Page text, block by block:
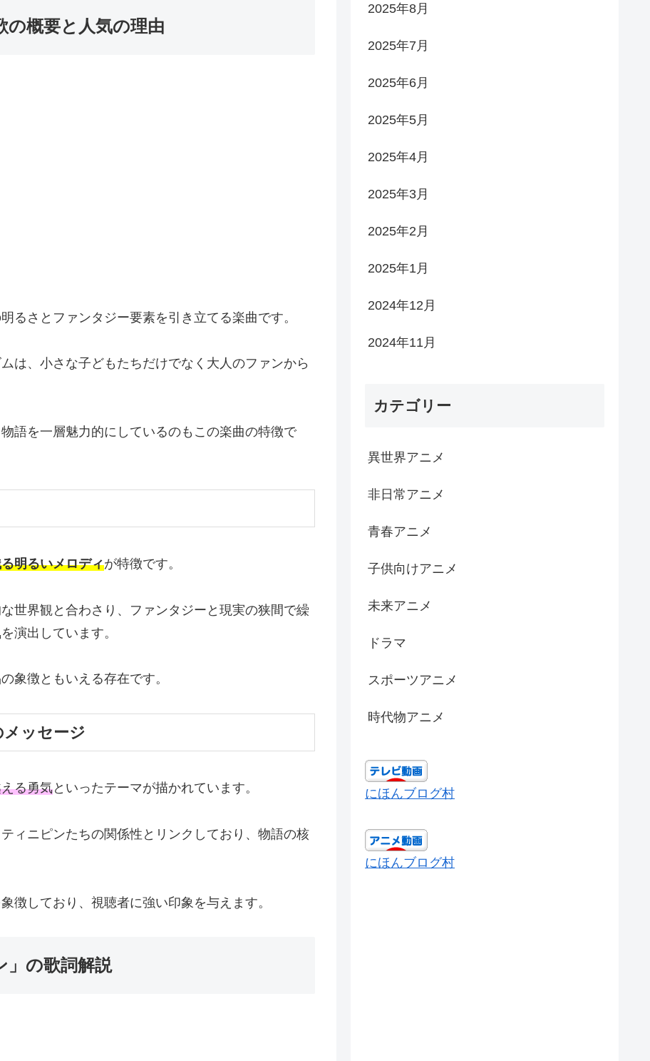
の概要と人気の理由
るさとファンタジー要素を引き立てる楽曲です。
は、小さな子どもたちだけでなく大人のファンから
語を一層魅力的にしているのもこの楽曲の特徴で
明るいメロディが特徴です。
世界観と合わさり、ファンタジーと現実の狭間で繰
演出しています。
象徴ともいえる存在です。
ッセージ
る勇気といったテーマが描かれています。
ィニピンたちの関係性とリンクしており、物語の核
徴しており、視聴者に強い印象を与えます。
」の歌詞解説
2025年8月
2025年7月
2025年6月
2025年5月
2025年4月
2025年3月
2025年2月
2025年1月
2024年12月
2024年11月
カテゴリー
異世界アニメ
非日常アニメ
青春アニメ
子供向けアニメ
未来アニメ
ドラマ
スポーツアニメ
時代物アニメ
にほんブログ村
にほんブログ村